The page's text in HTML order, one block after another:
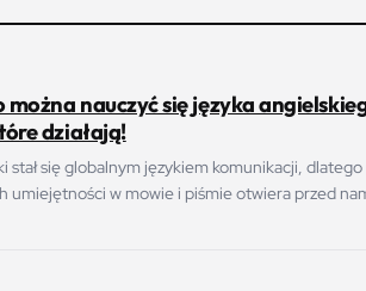
można nauczyć się języka
działają!
stał się globalnym językiem komunikacji,
umiejętności w mowie i piśmie otwiera przed